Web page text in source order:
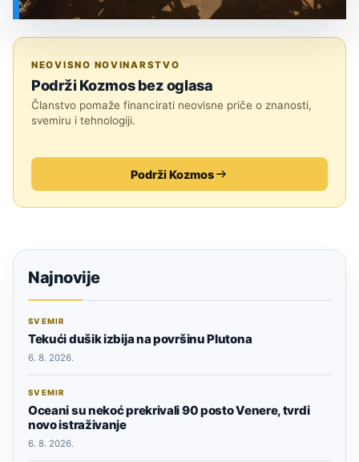
NEOVISNO NOVINARSTVO
Podrži Kozmos bez oglasa
Članstvo pomaže financirati neovisne priče o znanosti,
svemiru i tehnologiji.
Podrži Kozmos
Najnovije
SVEMIR
Tekući dušik izbija na površinu Plutona
6. 8. 2026.
SVEMIR
Oceani su nekoć prekrivali 90 posto Venere, tvrdi
novo istraživanje
6. 8. 2026.